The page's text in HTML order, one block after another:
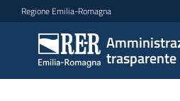
Vai al contenuto
Vai alla navigazione
Vai al footer
Regione Emilia-Romagna
trasparente
trasparente